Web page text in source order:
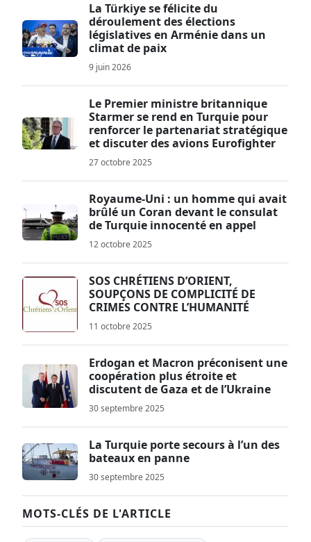
La Türkiye se félicite du
déroulement des élections
législatives en Arménie dans un
climat de paix
9 juin 2026
Le Premier ministre britannique
Starmer se rend en Turquie pour
renforcer le partenariat stratégique
et discuter des avions Eurofighter
27 octobre 2025
Royaume-Uni : un homme qui avait
brûlé un Coran devant le consulat
de Turquie innocenté en appel
12 octobre 2025
SOS CHRÉTIENS D’ORIENT,
SOUPÇONS DE COMPLICITÉ DE
CRIMES CONTRE L’HUMANITÉ
11 octobre 2025
Erdogan et Macron préconisent une
coopération plus étroite et
discutent de Gaza et de l’Ukraine
30 septembre 2025
La Turquie porte secours à l’un des
bateaux en panne
30 septembre 2025
MOTS-CLÉS DE L'ARTICLE